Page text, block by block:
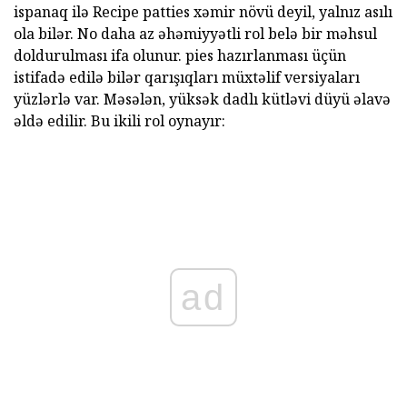
ispanaq ilə Recipe patties xəmir növü deyil, yalnız asılı
ola bilər. No daha az əhəmiyyətli rol belə bir məhsul
doldurulması ifa olunur. pies hazırlanması üçün
istifadə edilə bilər qarışıqları müxtəlif versiyaları
yüzlərlə var. Məsələn, yüksək dadlı kütləvi düyü əlavə
əldə edilir. Bu ikili rol oynayır:
ad